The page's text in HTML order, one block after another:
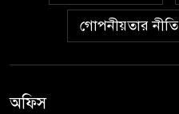
গোপনীয়তার নীতি
অফিস